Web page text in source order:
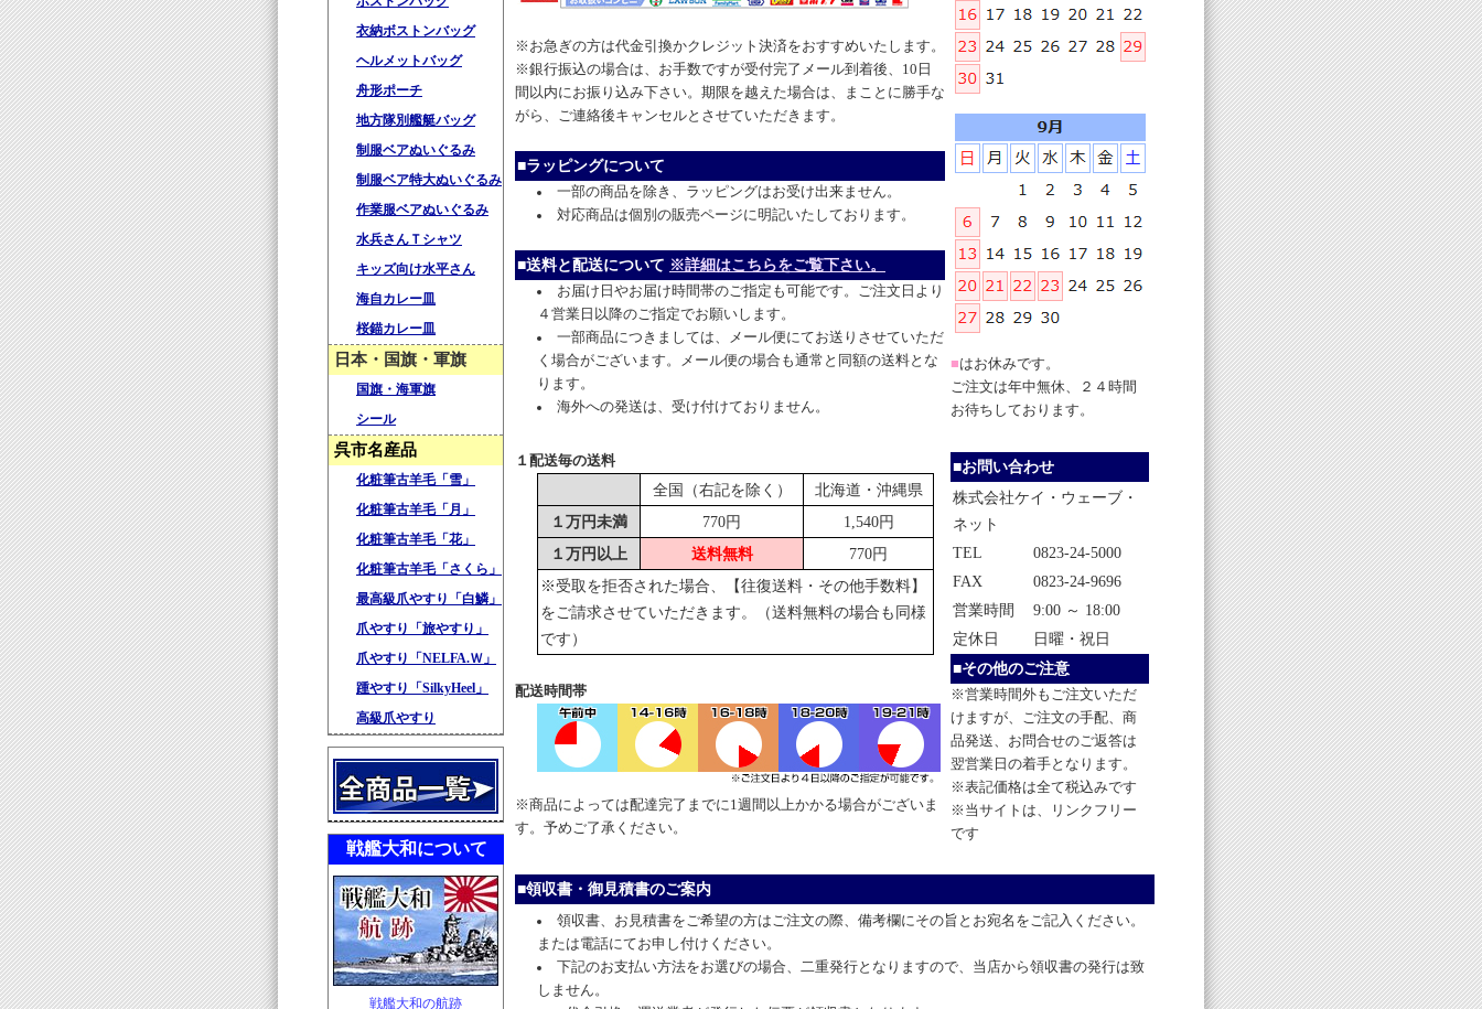
衣納ボストンバッグ
ヘルメットバッグ
舟形ポーチ
地方隊別艦艇バッグ
制服ベアぬいぐるみ
制服ベア特大ぬいぐるみ
作業服ベアぬいぐるみ
水兵さんＴシャツ
キッズ向け水平さん
海自カレー皿
桜錨カレー皿
日本・国旗・軍旗
国旗・海軍旗
シール
呉市名産品
化粧筆古羊毛「雪」
化粧筆古羊毛「月」
化粧筆古羊毛「花」
化粧筆古羊毛「さくら」
最高級爪やすり「白鱗」
爪やすり「旅やすり」
爪やすり「NELFA.Ｗ」
踵やすり「SilkyHeel」
高級爪やすり
戦艦大和について
戦艦大和の航跡
※お急ぎの方は代金引換かクレジット決済をおすすめいたします。
※銀行振込の場合は、お手数ですが受付完了メール到着後、10日
間以内にお振り込み下さい。期限を越えた場合は、まことに勝手な
がら、ご連絡後キャンセルとさせていただきます。
■ラッピングについて
一部の商品を除き、ラッピングはお受け出来ません。
対応商品は個別の販売ページに明記いたしております。
■送料と配送について ※詳細はこちらをご覧下さい。
お届け日やお届け時間帯のご指定も可能です。ご注文日より
４営業日以降のご指定でお願いします。
一部商品につきましては、メール便にてお送りさせていただ
く場合がございます。メール便の場合も通常と同額の送料とな
ります。
海外への発送は、受け付けておりません。
１配送毎の送料
全国（右記を除く）
北海道・沖縄県
１万円未満
770円
1,540円
１万円以上
送料無料
770円
※受取を拒否された場合、【往復送料・その他手数料】
をご請求させていただきます。（送料無料の場合も同様
です）
配送時間帯
※商品によっては配達完了までに1週間以上かかる場合がございま
す。予めご了承ください。
■はお休みです。
ご注文は年中無休、２４時間
お待ちしております。
■お問い合わせ
株式会社ケイ・ウェーブ・
ネット
TEL
0823-24-5000
FAX
0823-24-9696
営業時間
9:00 ～ 18:00
定休日
日曜・祝日
■その他のご注意
※営業時間外もご注文いただ
けますが、ご注文の手配、商
品発送、お問合せのご返答は
翌営業日の着手となります。
※表記価格は全て税込みです
※当サイトは、リンクフリー
です
■領収書・御見積書のご案内
領収書、お見積書をご希望の方はご注文の際、備考欄にその旨とお宛名をご記入ください。
または電話にてお申し付けください。
下記のお支払い方法をお選びの場合、二重発行となりますので、当店から領収書の発行は致
しません。